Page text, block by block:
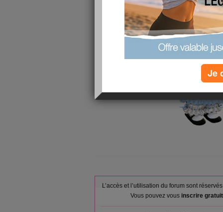
L’accès et l’utilisation du forum sont
Vous pouvez vous inscrire
Je